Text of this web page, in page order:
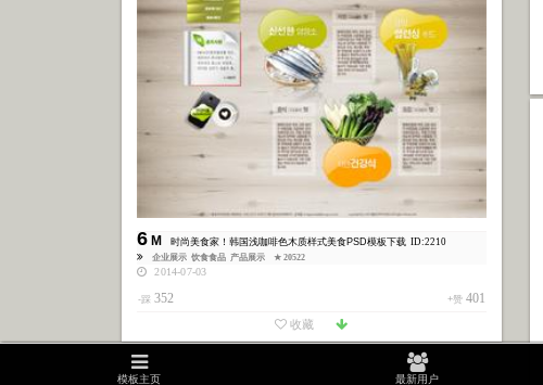
6M 时尚美食家！韩国浅咖啡色木质样式美食PSD模板下载 ID:2210
企业展示 饮食食品 产品展示 ★ 20522
2014-07-03
-踩 352 +赞401
收藏
模板主页 最新用户
模板主页 最新用户